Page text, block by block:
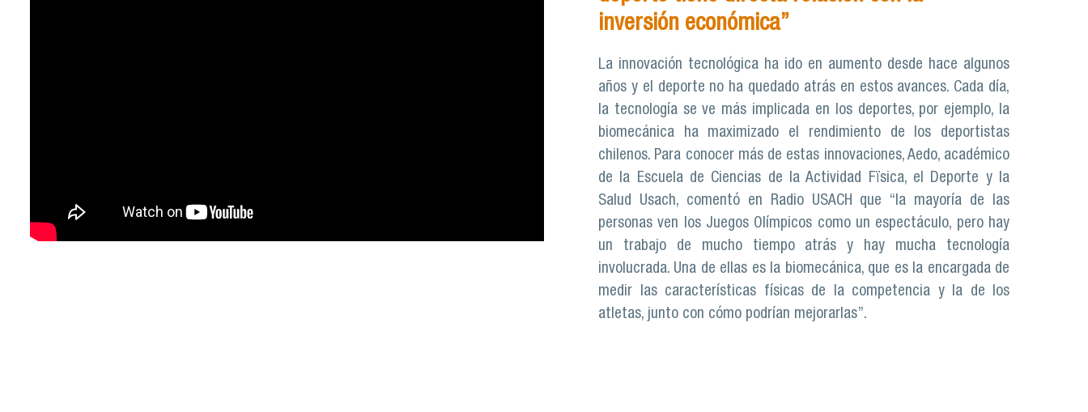
inversión económica”
La innovación tecnológica ha ido en aumento desde hace algunos
años y el deporte no ha quedado atrás en estos avances. Cada día,
la tecnología se ve más implicada en los deportes, por ejemplo, la
biomecánica ha maximizado el rendimiento de los deportistas
chilenos. Para conocer más de estas innovaciones, Aedo, académico
de la Escuela de Ciencias de la Actividad Fïsica, el Deporte y la
Salud Usach, comentó en Radio USACH que “la mayoría de las
personas ven los Juegos Olímpicos como un espectáculo, pero hay
un trabajo de mucho tiempo atrás y hay mucha tecnología
involucrada. Una de ellas es la biomecánica, que es la encargada de
medir las características físicas de la competencia y la de los
atletas, junto con cómo podrían mejorarlas”.